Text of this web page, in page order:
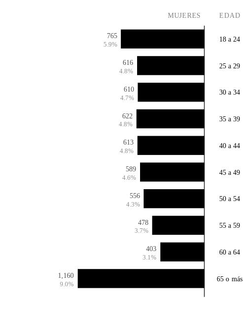
MUJERES EDAD
765
5.9%
18 a 24
616
4.8%
25 a 29
610
4.7%
30 a 34
622
4.8%
35 a 39
613
4.8%
40 a 44
589
4.6%
45 a 49
556
4.3%
50 a 54
478
3.7%
55 a 59
403
3.1%
60 a 64
1,160
9.0%
65 o más